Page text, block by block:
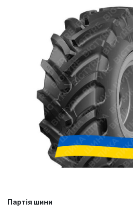
Партія шини